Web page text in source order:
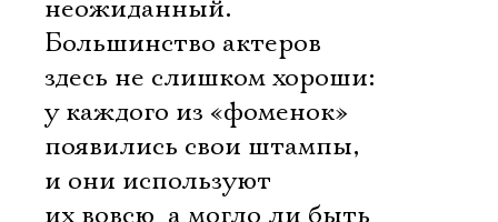
неожиданный.
Большинство актеров
здесь не слишком хороши:
у каждого из «фоменок»
появились свои штампы,
и они используют
их вовсю  а могло ли быть